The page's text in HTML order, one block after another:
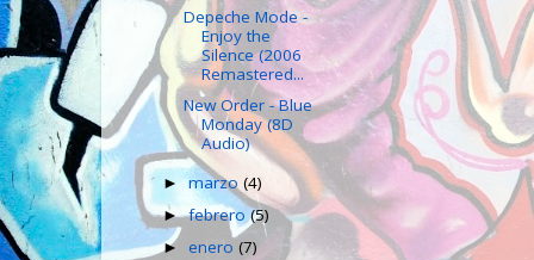
Depeche Mode -
Enjoy the
Silence (2006
Remastered...
New Order - Blue
Monday (8D
Audio)
►marzo(4)
►febrero(5)
►enero(7)